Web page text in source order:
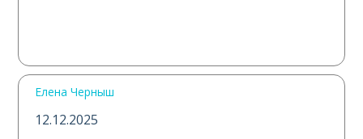
Елена Черныш
12.12.2025